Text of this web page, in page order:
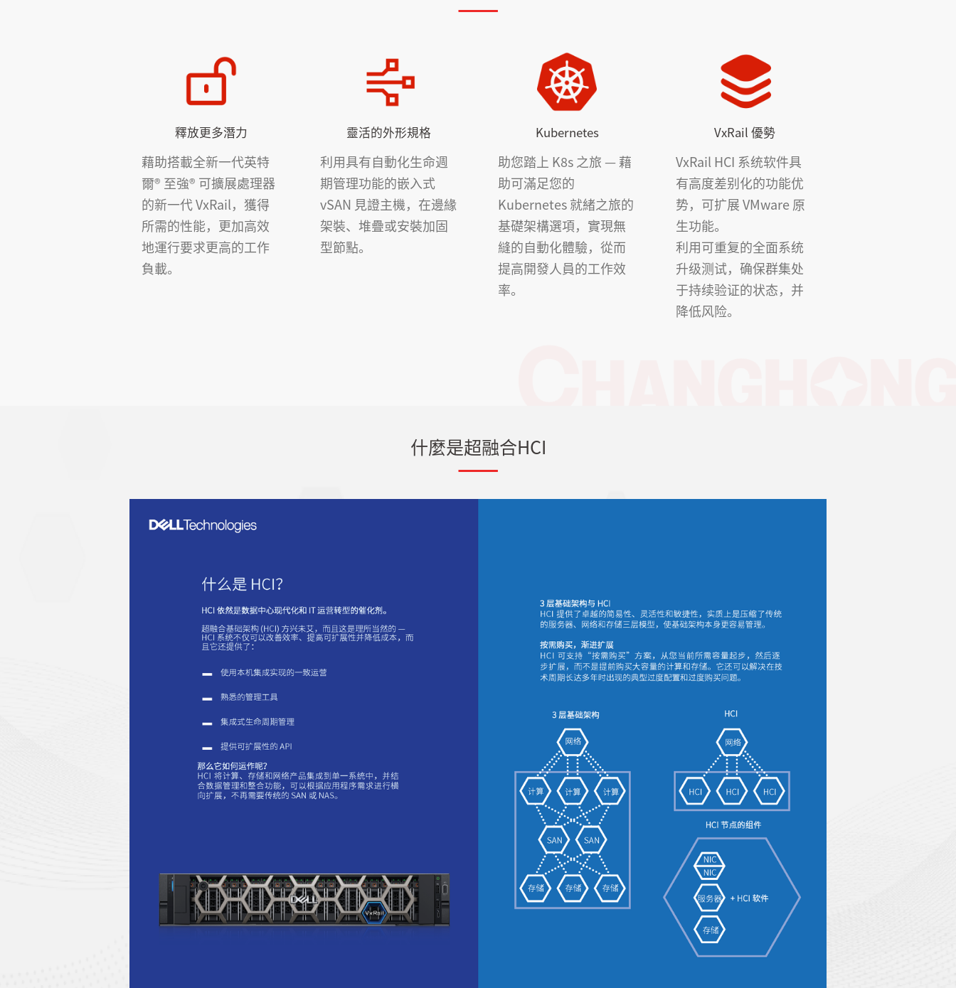
釋放更多潛力
藉助搭載全新一代英特
爾® 至強® 可擴展處理器
的新一代 VxRail，獲得
所需的性能，更加高效
地運行要求更高的工作
負載。
靈活的外形規格
利用具有自動化生命週
期管理功能的嵌入式
vSAN 見證主機，在邊緣
架裝、堆疊或安裝加固
型節點。
Kubernetes
助您踏上 K8s 之旅 — 藉
助可滿足您的
Kubernetes 就緒之旅的
基礎架構選項，實現無
縫的自動化體驗，從而
提高開發人員的工作效
率。
VxRail 優勢
VxRail HCI 系统软件具
有高度差别化的功能优
势，可扩展 VMware 原
生功能。
利用可重复的全面系统
升级测试，确保群集处
于持续验证的状态，并
降低风险。
什麼是超融合HCI